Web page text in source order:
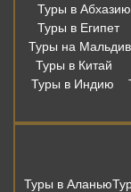
Туры в Абхазию
Туры в Египет
Туры на
Туры в Китай
Туры в Индию
Туры в Аланью